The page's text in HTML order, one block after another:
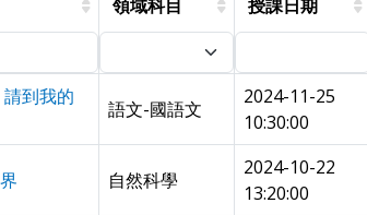
領域科目 授課日期
到我的
語文-國語文
2024-11-25
10:30:00
自然科學
2024-10-22
13:20:00